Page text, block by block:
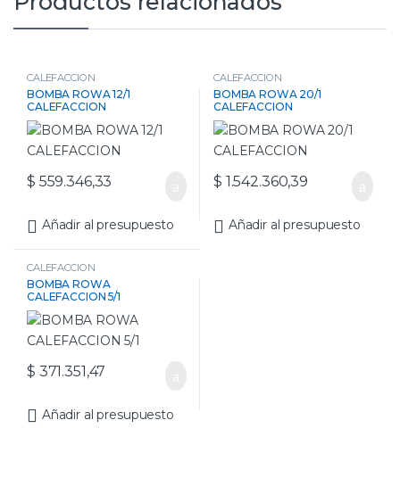
CALEFACCION
BOMBA ROWA 12/1
CALEFACCION
$ 559.346,33
Añadir al presupuesto
CALEFACCION
BOMBA ROWA 20/1
CALEFACCION
$ 1.542.360,39
Añadir al presupuesto
CALEFACCION
BOMBA ROWA
CALEFACCION 5/1
$ 371.351,47
Añadir al presupuesto